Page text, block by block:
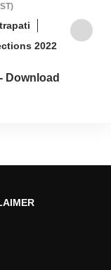
2022
Download